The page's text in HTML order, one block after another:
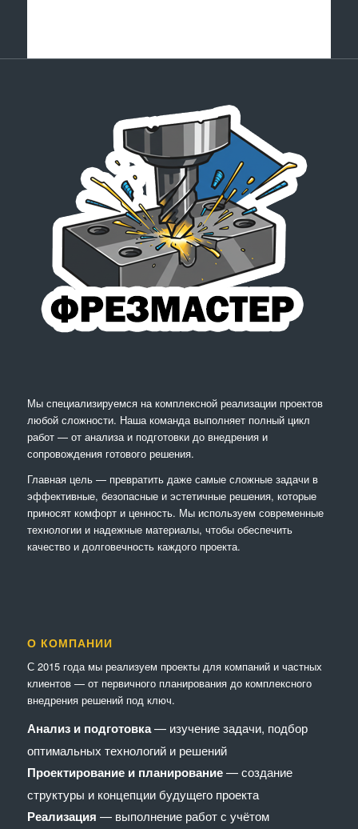
Мы специализируемся на комплексной реализации проектов
любой сложности. Наша команда выполняет полный цикл
работ — от анализа и подготовки до внедрения и
сопровождения готового решения.
Главная цель — превратить даже самые сложные задачи в
эффективные, безопасные и эстетичные решения, которые
приносят комфорт и ценность. Мы используем современные
технологии и надежные материалы, чтобы обеспечить
качество и долговечность каждого проекта.
О КОМПАНИИ
С 2015 года мы реализуем проекты для компаний и частных
клиентов — от первичного планирования до комплексного
внедрения решений под ключ.
Анализ и подготовка— изучение задачи, подбор
оптимальных технологий и решений
Проектирование и планирование— создание
структуры и концепции будущего проекта
Реализация — выполнение работ с учётом